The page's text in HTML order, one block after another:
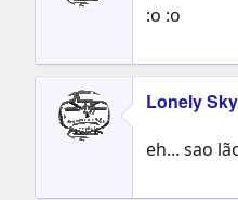
:o :o
Lonely Sky
eh... sao